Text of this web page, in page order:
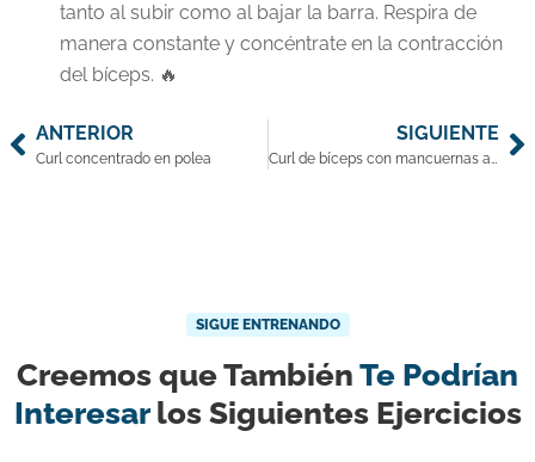
tanto al subir como al bajar la barra. Respira de
manera constante y concéntrate en la contracción
del bíceps. 🔥
ANTERIOR
Curl concentrado en polea
SIGUIENTE
Curl de bíceps con mancuernas alternado
SIGUE ENTRENANDO
Creemos que También Te Podrían
Interesarlos Siguientes Ejercicios